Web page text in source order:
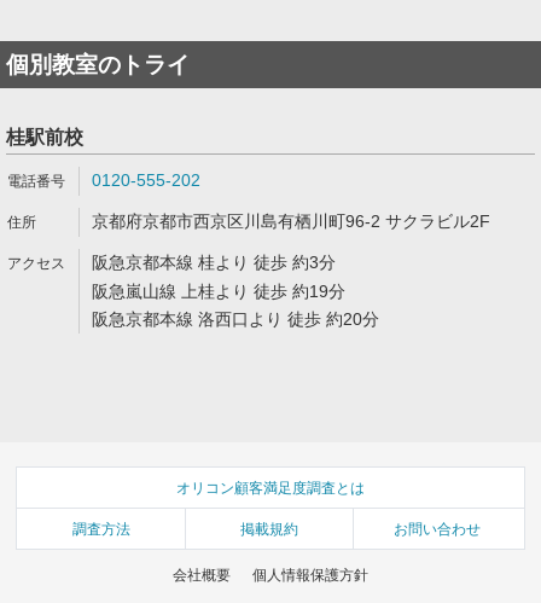
個別教室のトライ
桂駅前校
0120-555-202
京都府京都市西京区川島有栖川町96-2 サクラビル2F
阪急京都本線 桂より 徒歩 約3分
阪急嵐山線 上桂より 徒歩 約19分
阪急京都本線 洛西口より 徒歩 約20分
オリコン顧客満足度調査とは
調査方法 掲載規約 お問い合わせ
会社概要 個人情報保護方針